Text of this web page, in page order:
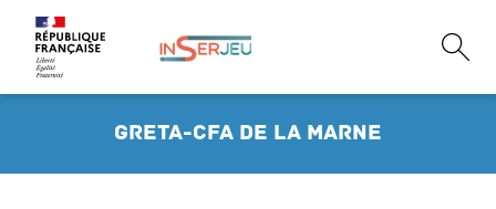
Greta-CFA de la Marne